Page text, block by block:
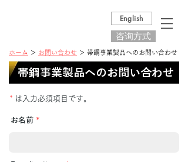
English
咨询方式
ホーム ＞ お問い合わせ ＞ 帯鋼事業製品へのお問い合わせ
帯鋼事業製品へのお問い合わせ
* は入力必須項目です。
お名前 *